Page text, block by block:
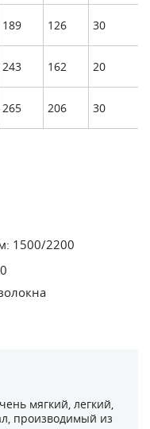
189 126 30
243 162 20
265 206 30
1500/2200
мягкий, легкий,
производимый из